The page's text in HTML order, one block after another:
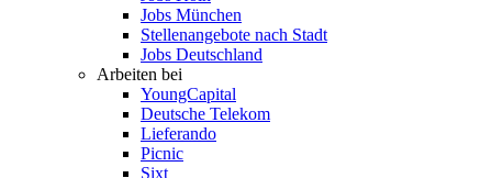
Jobs München
Stellenangebote nach Stadt
Jobs Deutschland
Arbeiten bei
YoungCapital
Deutsche Telekom
Lieferando
Picnic
Sixt